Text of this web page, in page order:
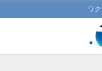
ワ